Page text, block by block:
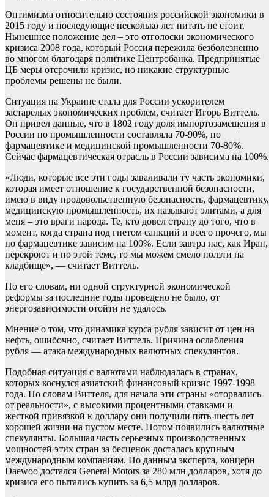
Оптимизма относительно состояния российской экономики в
2015 году и последующие несколько лет питать не стоит.
Нынешнее положение дел – это отголоски экономического
кризиса 2008 года, который Россия пережила безболезненно
во многом благодаря политике Центробанка. Предпринятые
ЦБ меры отсрочили кризис, но никакие структурные
проблемы решены не были.
Ситуация на Украине стала для России ускорителем
застарелых экономических проблем, считает Игорь Виттель.
Он привел данные, что в 1802 году доля импортозамещения в
России по промышленности составляла 70-90%, по
фармацевтике и медицинской промышленности 70-80%.
Сейчас фармацевтическая отрасль в России зависима на 100%.
«Люди, которые все эти годы заваливали ту часть экономики,
которая имеет отношение к государственной безопасности,
имею в виду продовольственную безопасность, фармацевтику,
медицинскую промышленность, их называют элитами, а для
меня – это враги народа. Те, кто довел страну до того, что в
момент, когда страна под гнетом санкций и всего прочего, мы
по фармацевтике зависим на 100%. Если завтра нас, как Иран,
перекроют и по этой теме, то мы можем смело ползти на
кладбище», — считает Виттель.
По его словам, ни одной структурной экономической
реформы за последние годы проведено не было, от
энергозависимости отойти не удалось.
Мнение о том, что динамика курса рубля зависит от цен на
нефть, ошибочно, считает Виттель. Причина ослабления
рубля — атака международных валютных спекулянтов.
Подобная ситуация с валютами наблюдалась в странах,
которых коснулся азиатский финансовый кризис 1997-1998
года. По словам Виттеля, для начала эти страны «оторвались
от реальности», с высокими процентными ставками и
жесткой привязкой к доллару они получили пять-шесть лет
хорошей жизни на пустом месте. Потом появились валютные
спекулянты. Большая часть серьезных производственных
мощностей этих стран за бесценок досталась крупным
международным компаниям. По данным эксперта, концерн
Daewoo достался General Motors за 280 млн долларов, хотя до
кризиса его пытались купить за 6,5 млрд долларов.